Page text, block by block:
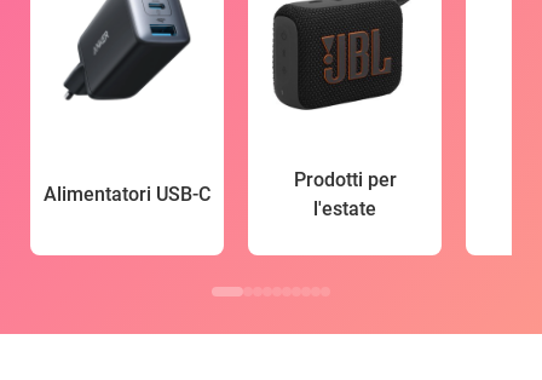
Alimentatori USB-C
Prodotti per
l'estate